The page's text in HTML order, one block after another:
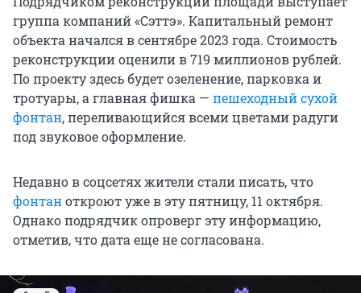
группа компаний «Сэттэ». Капитальный ремонт
объекта начался в сентябре 2023 года. Стоимость
реконструкции оценили в 719 миллионов рублей.
По проекту здесь будет озеленение, парковка и
тротуары, а главная фишка — пешеходный сухой
фонтан, переливающийся всеми цветами радуги
под звуковое оформление.
Недавно в соцсетях жители стали писать, что
фонтаноткроют уже в эту пятницу, 11 октября.
Однако подрядчик опроверг эту информацию,
отметив, что дата еще не согласована.